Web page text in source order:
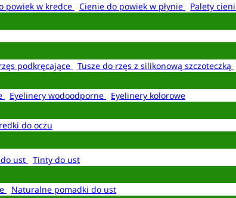
powiek w kredce Cienie do powiek w płynie
Palety
podkręcające Tusze do rzęs z silikonową szczoteczką
Eyelinery wodoodporne
Eyelinery kolorowe
do oczu
ust
Tinty do ust
Naturalne pomadki do ust